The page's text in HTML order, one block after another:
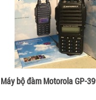
Máy bộ đàm Motorola GP-